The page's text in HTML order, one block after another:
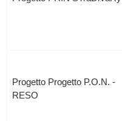
Progetto Progetto P.O.N. -
RESO